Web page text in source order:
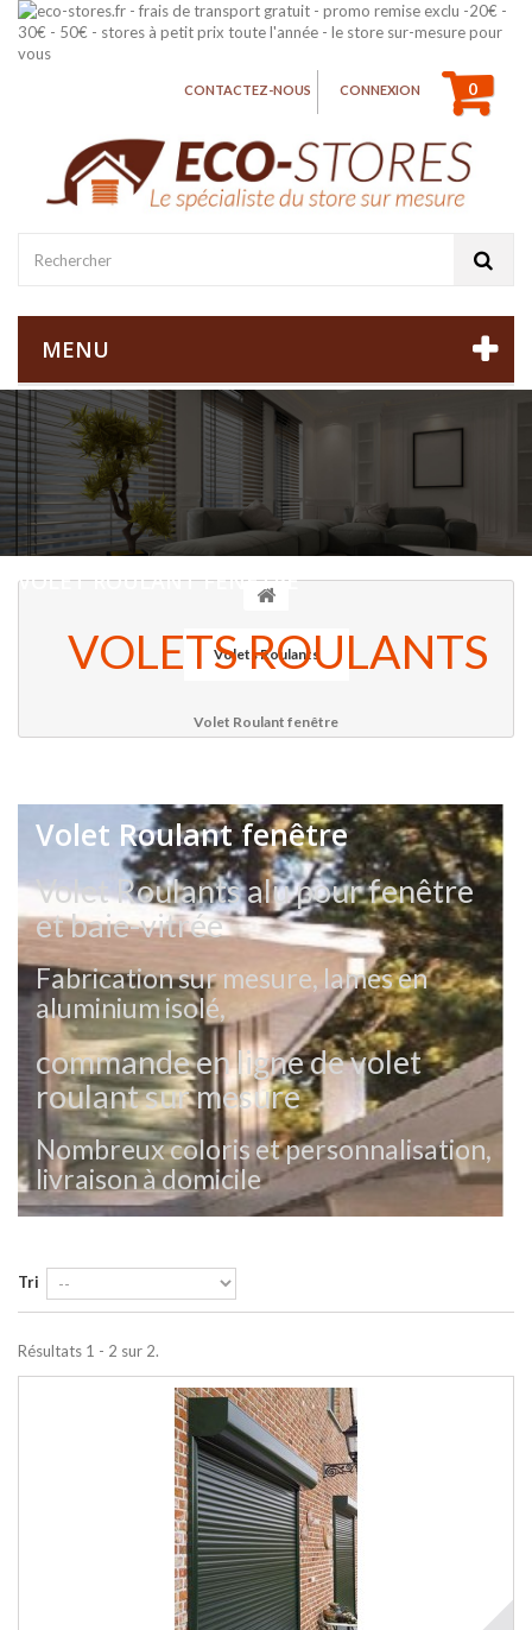
0
CONNEXION
CONTACTEZ-NOUS
MENU
Volets Roulants
Volet Roulant fenêtre
VOLETS ROULANTS
Volet Roulant fenêtre
Volet Roulants alu pour fenêtre
et baie-vitrée
Fabrication sur mesure, lames en
aluminium isolé,
commande en ligne de volet
roulant sur mesure
Nombreux coloris et personnalisation,
livraison à domicile
VOLET ROULANT FENÊTRE
Tri
Résultats 1 - 2 sur 2.